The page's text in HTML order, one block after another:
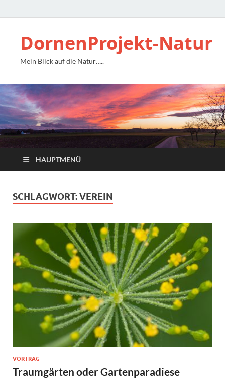
DornenProjekt-Natur
Mein Blick auf die Natur…..
HAUPTMENÜ
SCHLAGWORT:VEREIN
VORTRAG
Traumgärten oder Gartenparadiese